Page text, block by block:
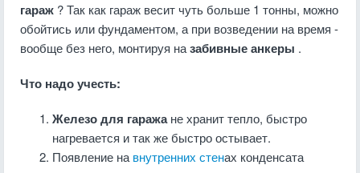
гараж ? Так как гараж весит чуть больше 1 тонны, можно
обойтись или фундаментом, а при возведении на время -
вообще без него, монтируя назабивные анкеры .
Что надо учесть:
Железо для гаражане хранит тепло, быстро
нагревается и так же быстро остывает.
Появление на внутренних стенах конденсата